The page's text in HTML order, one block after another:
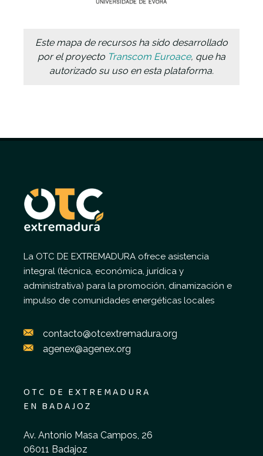
Este mapa de recursos ha sido desarrollado
por el proyecto Transcom Euroace, que ha
autorizado su uso en esta plataforma.
La OTC DE EXTREMADURA ofrece asistencia
integral (técnica, económica, jurídica y
administrativa) para la promoción, dinamización e
impulso de comunidades energéticas locales
contacto@otcextremadura.org
agenex@agenex.org
OTC DE EXTREMADURA
EN BADAJOZ
Av. Antonio Masa Campos, 26
06011 Badajoz